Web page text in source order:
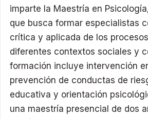
imparte la Maestría en
que busca formar especialistas
crítica y aplicada de los
diferentes contextos sociales y
formación incluye intervención
prevención de conductas de
educativa y orientación
una maestría presencial de dos